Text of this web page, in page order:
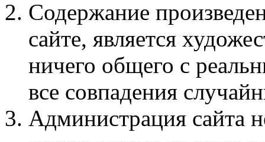
Содержание
сайте, является
ничего общего с
все совпадения
Администрация сайта